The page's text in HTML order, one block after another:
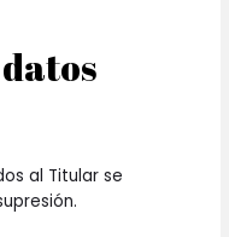
al Titular se